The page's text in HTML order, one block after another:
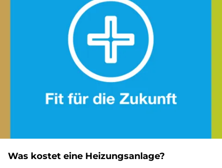
Was kostet eine Heizungsanlage?